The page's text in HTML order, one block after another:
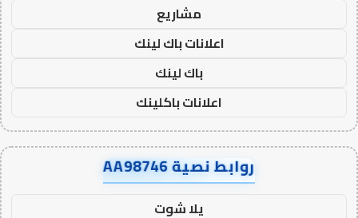
مشاريع
اعلانات باك لينك
باك لينك
اعلانات باكلينك
روابط نصية AA98746
يلا شوت